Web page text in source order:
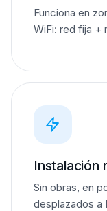
Funciona en
WiFi: red fija +
Instalación
Sin obras, en
desplazados a